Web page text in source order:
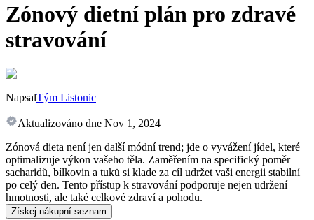
Zónový dietní plán pro zdravé
stravování
NapsalTým Listonic
Aktualizováno dne Nov 1, 2024
Zónová dieta není jen další módní trend; jde o vyvážení jídel, které
optimalizuje výkon vašeho těla. Zaměřením na specifický poměr
sacharidů, bílkovin a tuků si klade za cíl udržet vaši energii stabilní
po celý den. Tento přístup k stravování podporuje nejen udržení
hmotnosti, ale také celkové zdraví a pohodu.
Získej nákupní seznam